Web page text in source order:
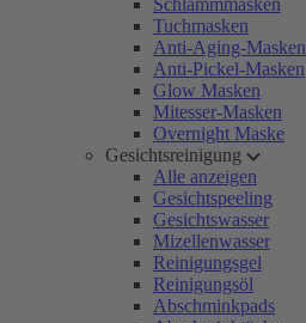
Schlammmasken
Tuchmasken
Anti-Aging-Masken
Anti-Pickel-Masken
Glow Masken
Mitesser-Masken
Overnight Maske
Gesichtsreinigung
Alle anzeigen
Gesichtspeeling
Gesichtswasser
Mizellenwasser
Reinigungsgel
Reinigungsöl
Abschminkpads